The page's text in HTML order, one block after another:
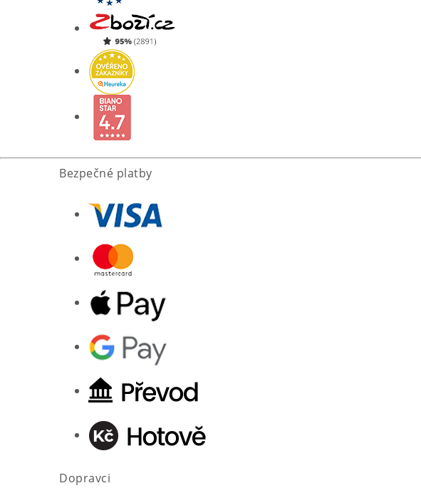
Bezpečné platby
Dopravci